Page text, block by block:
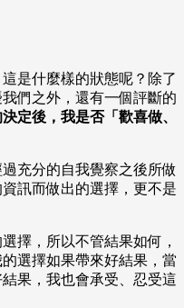
是什麼樣的狀態呢？除了
們之外，還有一個評斷的
定後，我是否「歡喜做、
充分的自我覺察之後所做
訊而做出的選擇，更不是
擇，所以不管結果如何，
選擇如果帶來好結果，當
果，我也會承受、忍受這